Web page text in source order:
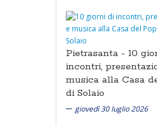
Pietrasanta - 10
incontri,
musica alla Casa
di Solaio
giovedì 30 luglio 2026